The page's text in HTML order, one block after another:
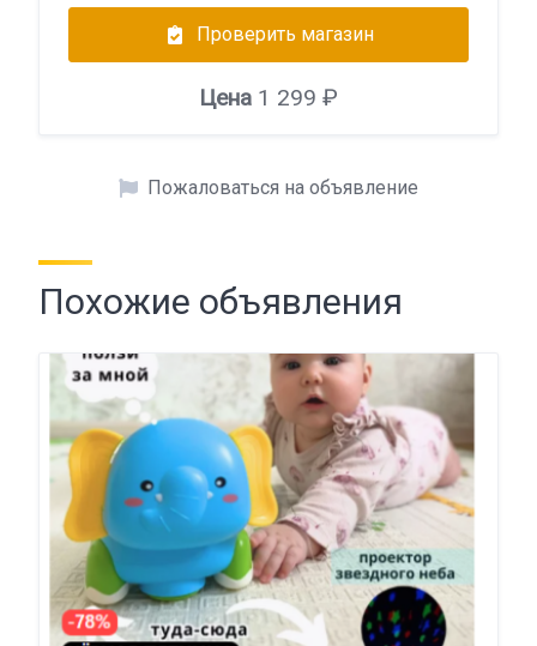
Проверить магазин
Цена 1 299 ₽
Пожаловаться на объявление
Похожие объявления